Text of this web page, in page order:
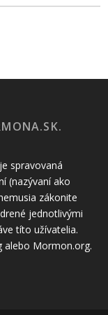
spravovaná
(nazývaní ako
zákonite
jednotlivými
títo užívatelia.
alebo Mormon.org.